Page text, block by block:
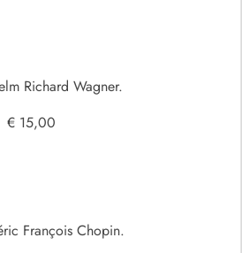
Richard Wagner.
€ 15,00
François Chopin.